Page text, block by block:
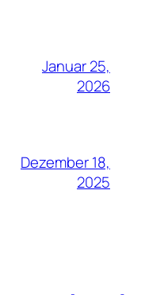
Januar 25,
2026
Dezember 18,
2025